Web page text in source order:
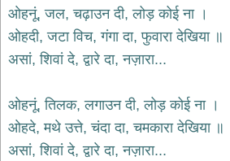
विष्णु
भजन
vishnu
bhajans
बालक
नाथ
भजन
baba
balak
ओहनूं, जल, चढ़ाउन दी, लोड़ कोई ना ।
ओहदी, जटा विच, गंगा दा, फुवारा देखिया ॥
असां, शिवां दे, द्वारे दा, नज़ारा...
ओहनूं, तिलक, लगाउन दी, लोड़ कोई ना ।
ओहदे, मथे उत्ते, चंदा दा, चमकारा देखिया ॥
असां, शिवां दे, द्वारे दा, नज़ारा...